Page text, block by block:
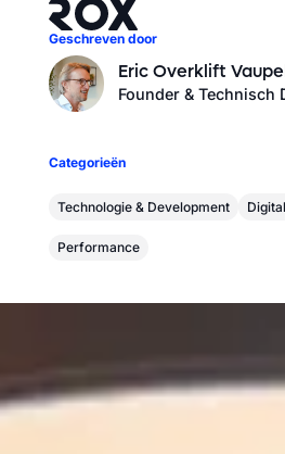
Geschreven door
Eric Overklift
Founder & Technisch
Categorieën
Technologie & Development
Performance